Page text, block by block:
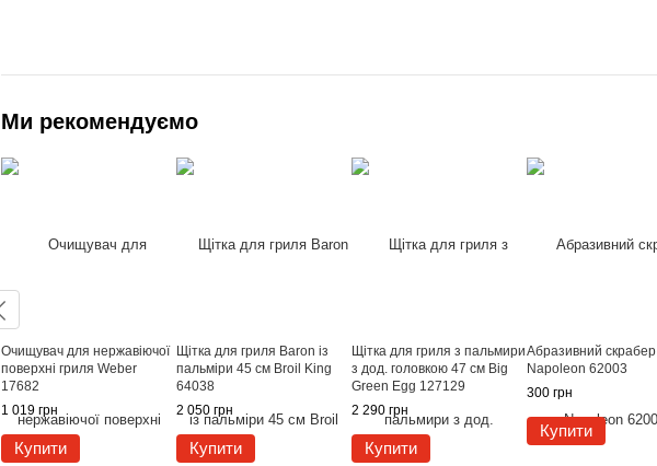
Ми рекомендуємо
Очищувач для нержавіючої
поверхні гриля Weber
17682
1 019 грн
Купити
Щітка для гриля Baron із
пальміри 45 см Broil King
64038
2 050 грн
Купити
Щітка для гриля з пальмири
з дод. головкою 47 см Big
Green Egg 127129
2 290 грн
Купити
Абразивний скрабер
Napoleon 62003
300 грн
Купити